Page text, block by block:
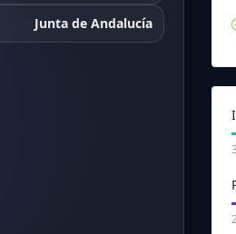
Junta de Andalucía